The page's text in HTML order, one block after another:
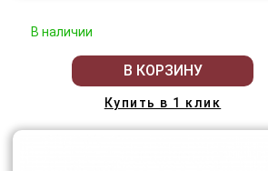
В наличии
В КОРЗИНУ
Купить в 1 клик